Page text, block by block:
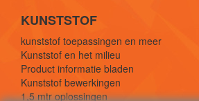
KUNSTSTOF
kunststof toepassingen en meer
Kunststof en het milieu
Product informatie bladen
Kunststof bewerkingen
1,5 mtr oplossingen